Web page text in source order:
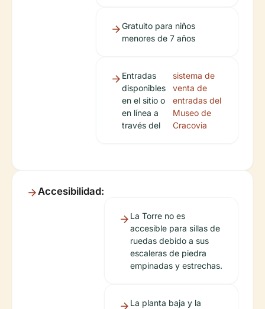
Gratuito para niños
menores de 7 años
Entradas
disponibles
en el sitio o
en línea a
través del
sistema de
venta de
entradas del
Museo de
Cracovia
Accesibilidad:
La Torre no es
accesible para sillas de
ruedas debido a sus
escaleras de piedra
empinadas y estrechas.
La planta baja y la